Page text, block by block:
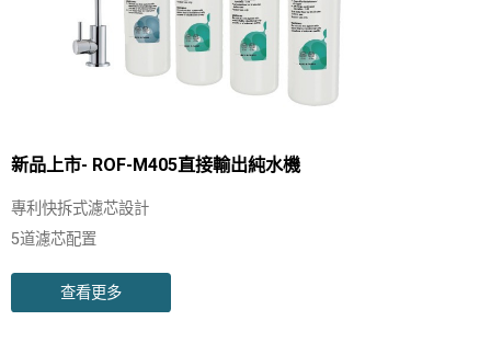
新品上市- ROF-M405直接輸出純水機
專利快拆式濾芯設計
5道濾芯配置
直輸型免儲水桶設計
查看更多